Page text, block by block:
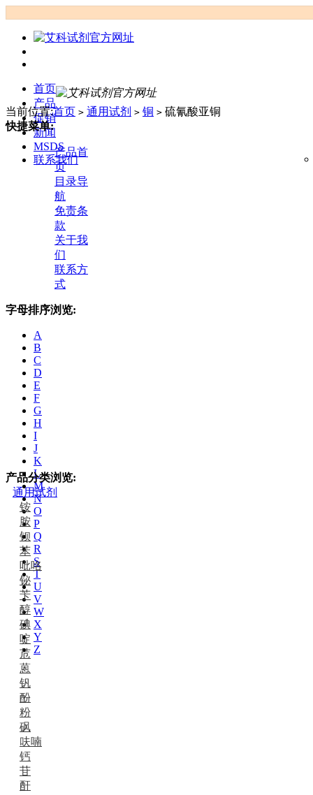
首页
产品
促销
新闻
MSDS
联系我们
当前位置:首页 > 通用试剂 > 铜 > 硫氰酸亚铜
快捷菜单:
产品首
页
目录导
航
免责条
款
关于我
们
联系方
式
字母排序浏览:
A
B
C
D
E
F
G
H
I
J
K
L
M
N
O
P
Q
R
S
T
U
V
W
X
Y
Z
产品分类浏览:
通用试剂
铵
胺
钡
苯
吡咯
铋
苄
醇
碘
啶
苊
蒽
钒
酚
粉
砜
呋喃
钙
苷
酐